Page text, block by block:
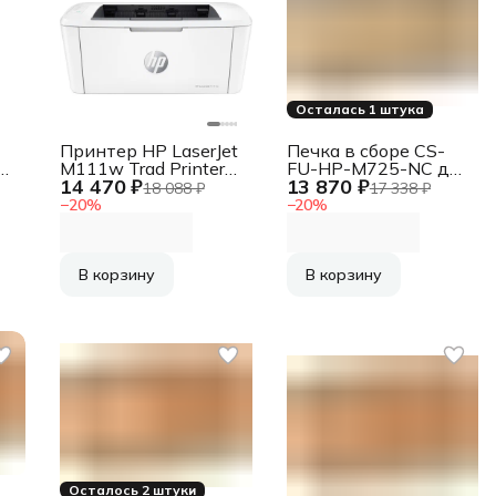
14 470 ₽18 088 ₽
−20%
Принтер HP LaserJet
M111w Trad Printer
(Repl.W2G51A) HP
LaserJet M111w Trad
В корзину
Осталась 1 штука
13 870 ₽17 338 ₽
−20%
Печка в сборе CS-
FU-HP-M725-NC для
LJ 700 M712/M725
MFP
В корзину
Осталось 2 штуки